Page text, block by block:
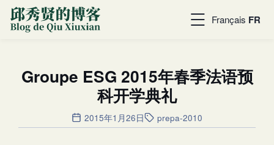
Français FR
Groupe ESG 2015年春季法语预
科开学典礼
2015年1月26日 prepa-2010